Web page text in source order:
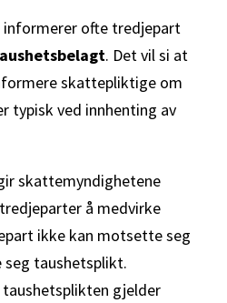
ofte tredjepart
. Det vil si at
skattepliktige om
typisk ved innhenting av
skattemyndighetene
å medvirke
ikke kan motsette seg
seg taushetsplikt.
taushetsplikten gjelder